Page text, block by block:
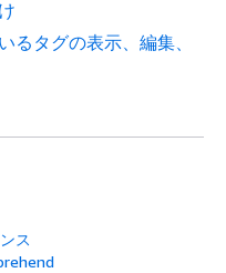
るタグの表示、編集、
ス